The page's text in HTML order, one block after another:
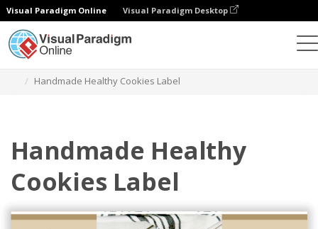
Visual Paradigm Online Visual Paradigm Desktop
Handmade Healthy Cookies Label
Handmade Healthy
Cookies Label